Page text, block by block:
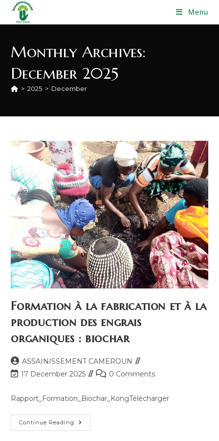
Skip
Menu
Monthly Archives:
December 2025
> 2025 > December
Formation à la fabrication et à la
production des engrais
organiques : biochar
Post
author:
ASSAINISSEMENT CAMEROUN
Post
modified:
17 December 2025
Post0 Comments
Rapport_Formation_Biochar_KongTélécharger
Continue Reading Formation
À